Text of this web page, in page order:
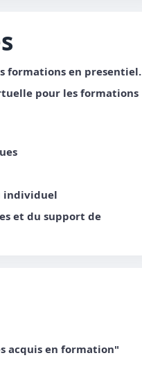
formations en presentiel.
pour les formations
individuel
et du support de
acquis en formation"